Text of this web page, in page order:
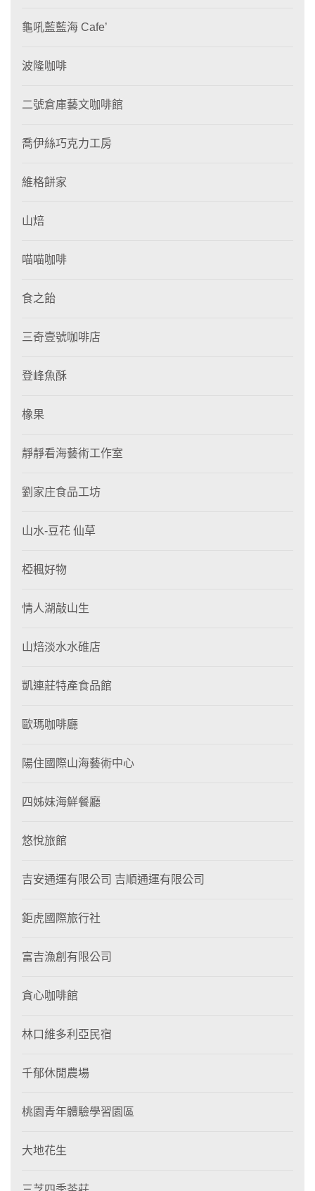
龜吼藍藍海 Cafe’
波隆咖啡
二號倉庫藝文咖啡館
喬伊絲巧克力工房
維格餅家
山焙
喵喵咖啡
食之飴
三奇壹號咖啡店
登峰魚酥
橡果
靜靜看海藝術工作室
劉家庄食品工坊
山水-豆花 仙草
椏楓好物
情人湖敲山生
山焙淡水水碓店
凱連莊特產食品館
歐瑪咖啡廳
陽住國際山海藝術中心
四姊妹海鮮餐廳
悠悅旅館
吉安通運有限公司 吉順通運有限公司
鉅虎國際旅行社
富吉漁創有限公司
貪心咖啡館
林口維多利亞民宿
千郁休閒農場
桃園青年體驗學習園區
大地花生